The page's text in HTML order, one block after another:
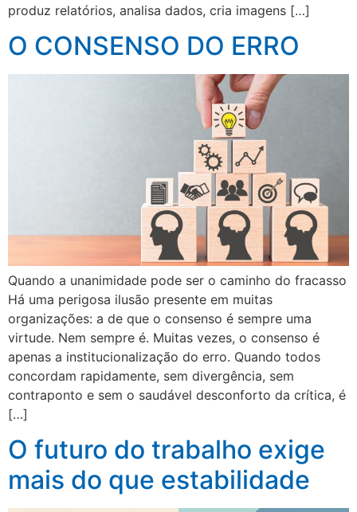
produz relatórios, analisa dados, cria imagens […]
O CONSENSO DO ERRO
Quando a unanimidade pode ser o caminho do fracasso
Há uma perigosa ilusão presente em muitas
organizações: a de que o consenso é sempre uma
virtude. Nem sempre é. Muitas vezes, o consenso é
apenas a institucionalização do erro. Quando todos
concordam rapidamente, sem divergência, sem
contraponto e sem o saudável desconforto da crítica, é
[…]
O futuro do trabalho exige
mais do que estabilidade